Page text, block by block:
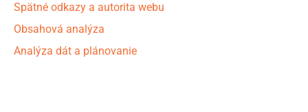
Spätné odkazy a autorita webu
Obsahová analýza
Analýza dát a plánovanie